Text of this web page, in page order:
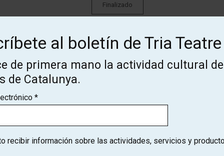
Finalizado
Finalizado
¡Suscríbete al boletín de Tria
al boletín de Tria Teatre
de primera mano la actividad cultural
de Catalunya.
*
recibir información sobre las actividades, servicios y